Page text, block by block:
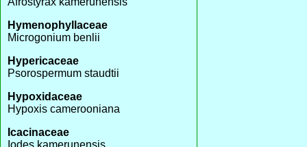
Hymenophyllaceae
Microgonium benlii
Hypericaceae
Psorospermum staudtii
Hypoxidaceae
Hypoxis camerooniana
Icacinaceae
Iodes kamerunensis